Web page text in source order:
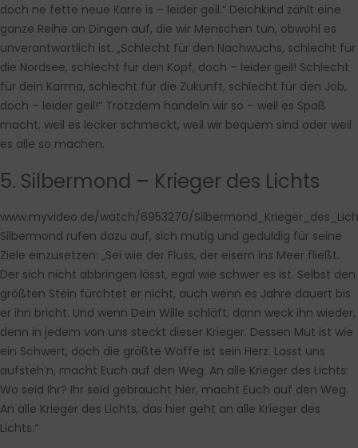
doch ne fette neue Karre is – leider geil.“ Deichkind zählt eine
ganze Reihe an Dingen auf, die wir Menschen tun, obwohl es
unverantwortlich ist. „Schlecht für den Nachwuchs, schlecht für
die Nordsee, schlecht für den Kopf, doch – leider geil! Schlecht
für dein Karma, schlecht für die Zukunft, schlecht für den Job,
doch – leider geil!“ Trotzdem handeln wir so – weil es Spaß
macht, weil es lecker schmeckt, weil wir bequem sind oder weil
es alle so machen.
5. Silbermond – Krieger des Lichts
www.myvideo.de/watch/6953270/
Silbermond rufen dazu auf, sich mutig und geduldig für seine
Ziele einzusetzen: „Sei wie der Fluss, der eisern ins Meer fließt.
Der sich nicht abbringen lässt, egal wie schwer es ist. Selbst den
größten Stein fürchtet er nicht, auch wenn es Jahre dauert bis
er ihn bricht. Und wenn Dein Wille schläft, dann weck ihn wieder,
denn in jedem von uns steckt dieser Krieger. Dessen Mut ist wie
ein Schwert, doch die größte Waffe ist sein Herz. Lasst uns
aufsteh’n, macht Euch auf den Weg. An alle Krieger des Lichts:
Wo seid Ihr? Ihr seid gebraucht hier, macht Euch auf den Weg.
An alle Krieger des Lichts, das hier geht an alle Krieger des
Lichts.“